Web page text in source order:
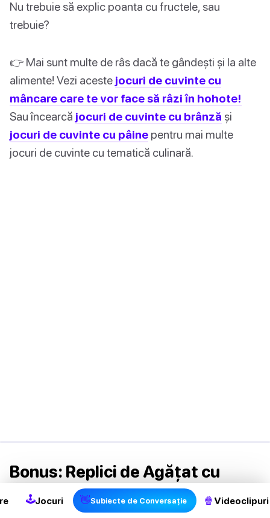
Nu trebuie să explic poanta cu fructele, sau
trebuie?
👉 Mai sunt multe de râs dacă te gândești și la alte
alimente! Vezi aceste jocuri de cuvinte cu
mâncare care te vor face să râzi în hohote!
Sau încearcă jocuri de cuvinte cu brânză și
jocuri de cuvinte cu pâine pentru mai multe
jocuri de cuvinte cu tematică culinară.
Bonus: Replici de Agățat cu
Fructe
🕹Jocuri 👋Subiecte de Conversație 🍿 Videoclipuri